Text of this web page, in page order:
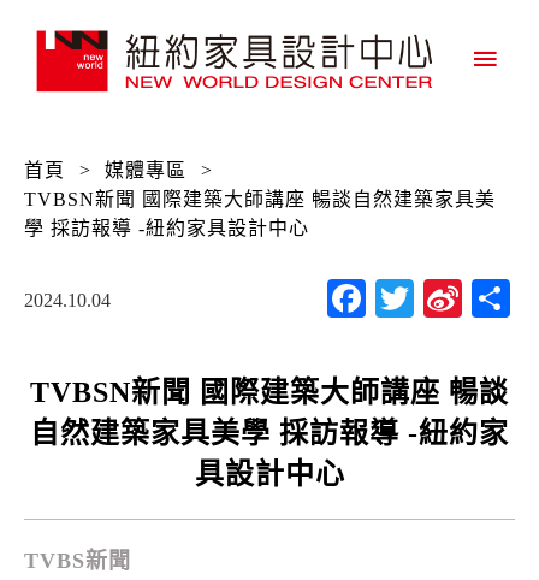
單
首頁 > 媒體專區
>
TVBSN新聞 國際建築大師講座 暢談自然建築家具美
學 採訪報導 -紐約家具設計中心
2024.10.04 Facebook
Twitter
Sina
TVBSN新聞 國際建築大師講座 暢談
自然建築家具美學 採訪報導 -紐約家
具設計中心
TVBS新聞